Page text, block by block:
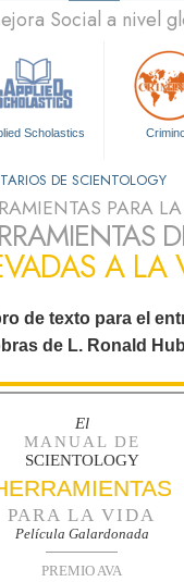
Social a nivel
Scholastics
DE SCIENTOLOGY
PARA
A LA
de texto para el
de L. Ronald
El
MANUAL DE
SCIENTOLOGY
PARA LA VIDA
Película Galardonada
PREMIO AVA